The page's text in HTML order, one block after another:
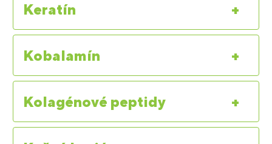
+
Keratín
+
Kobalamín
+
Kolagénové peptidy